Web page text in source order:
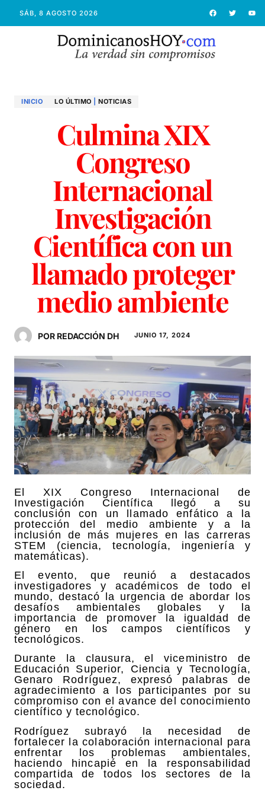
SÁB, 8 AGOSTO 2026
INICIO LO ÚLTIMO NOTICIAS
Culmina XIX
Congreso
Internacional
Investigación
Científica con un
llamado proteger
medio ambiente
POR REDACCIÓN DH JUNIO 17, 2024
El XIX Congreso Internacional de
Investigación Científica llegó a su
conclusión con un llamado enfático a la
protección del medio ambiente y a la
inclusión de más mujeres en las carreras
STEM (ciencia, tecnología, ingeniería y
matemáticas).
El evento, que reunió a destacados
investigadores y académicos de todo el
mundo, destacó la urgencia de abordar los
desafíos ambientales globales y la
importancia de promover la igualdad de
género en los campos científicos y
tecnológicos.
Durante la clausura, el viceministro de
Educación Superior, Ciencia y Tecnología,
Genaro Rodríguez, expresó palabras de
agradecimiento a los participantes por su
compromiso con el avance del conocimiento
científico y tecnológico.
Rodríguez subrayó la necesidad de
fortalecer la colaboración internacional para
enfrentar los problemas ambientales,
haciendo hincapié en la responsabilidad
compartida de todos los sectores de la
sociedad.